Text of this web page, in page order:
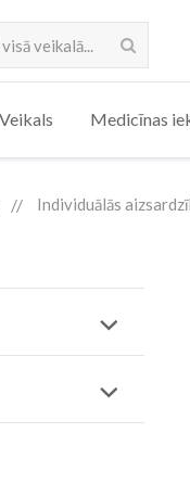
Meklēt
Medicīnas
Individuālās